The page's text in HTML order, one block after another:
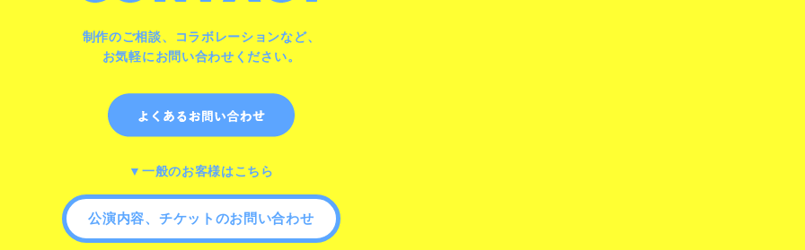
制作のご相談、コラボレーションなど、
お気軽にお問い合わせください。
▼一般のお客様はこちら
公演内容、チケットのお問い合わせ